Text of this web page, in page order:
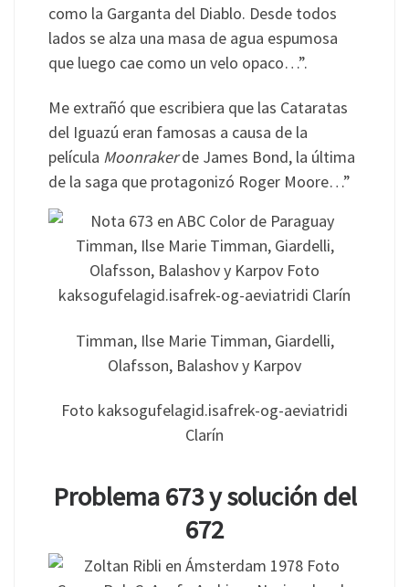
como la Garganta del Diablo. Desde todos
lados se alza una masa de agua espumosa
que luego cae como un velo opaco…”.
Me extrañó que escribiera que las Cataratas
del Iguazú eran famosas a causa de la
película Moonrakerde James Bond, la última
de la saga que protagonizó Roger Moore…”
Timman, Ilse Marie Timman, Giardelli,
Olafsson, Balashov y Karpov
Foto kaksogufelagid.isafrek-og-aeviatridi
Clarín
Problema 673 y solución del
672